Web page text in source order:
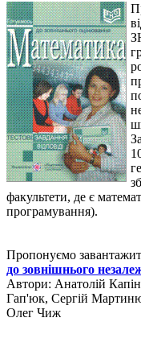
факультети, де є
програмування).
Пропонуємо
до зовнішнього
Автори: Анатолій
Гап'юк, Сергій
Олег Чиж